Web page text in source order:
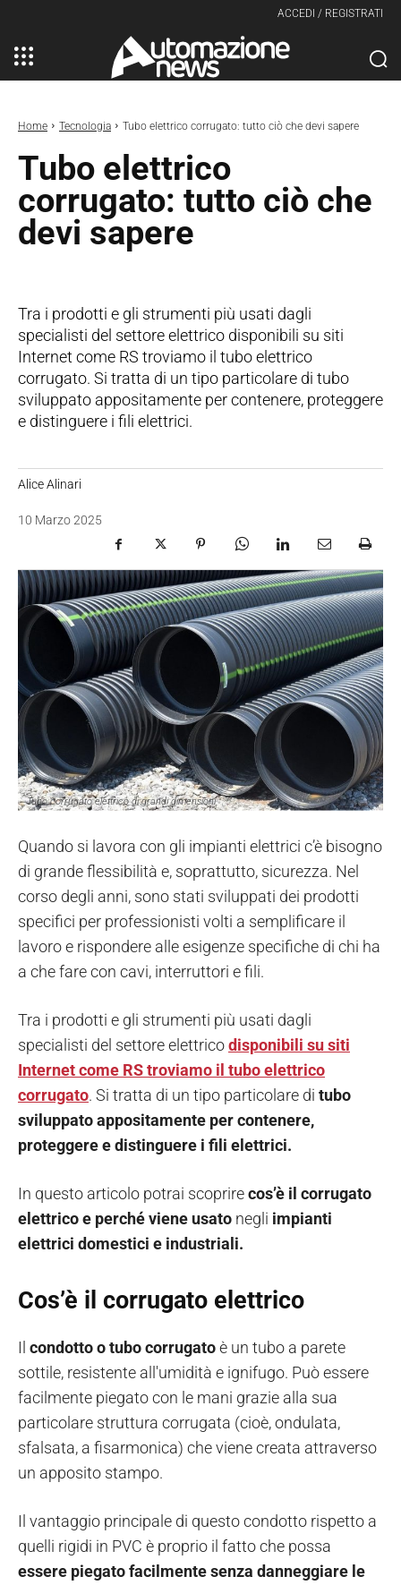
ACCEDI / REGISTRATI
Home Tecnologia Tubo elettrico corrugato: tutto ciò che devi sapere
Tubo elettrico
corrugato: tutto ciò che
devi sapere
Tra i prodotti e gli strumenti più usati dagli
specialisti del settore elettrico disponibili su siti
Internet come RS troviamo il tubo elettrico
corrugato. Si tratta di un tipo particolare di tubo
sviluppato appositamente per contenere, proteggere
e distinguere i fili elettrici.
Alice Alinari
10 Marzo 2025
Tubo corrugato elettrico di grandi dimensioni
Quando si lavora con gli impianti elettrici c’è bisogno
di grande flessibilità e, soprattutto, sicurezza. Nel
corso degli anni, sono stati sviluppati dei prodotti
specifici per professionisti volti a semplificare il
lavoro e rispondere alle esigenze specifiche di chi ha
a che fare con cavi, interruttori e fili.
Tra i prodotti e gli strumenti più usati dagli
specialisti del settore elettricodisponibili su siti
Internet come RS troviamo il tubo elettrico
corrugato. Si tratta di un tipo particolare di tubo
sviluppato appositamente per contenere,
proteggere e distinguere i fili elettrici.
In questo articolo potrai scoprirecos’è il corrugato
elettrico e perché viene usato negli impianti
elettrici domestici e industriali.
Cos’è il corrugato elettrico
Il condotto o tubo corrugatoè un tubo a parete
sottile, resistente all'umidità e ignifugo. Può essere
facilmente piegato con le mani grazie alla sua
particolare struttura corrugata (cioè, ondulata,
sfalsata, a fisarmonica) che viene creata attraverso
un apposito stampo.
Il vantaggio principale di questo condotto rispetto a
quelli rigidi in PVC è proprio il fatto che possa
essere piegato facilmente senza danneggiare le